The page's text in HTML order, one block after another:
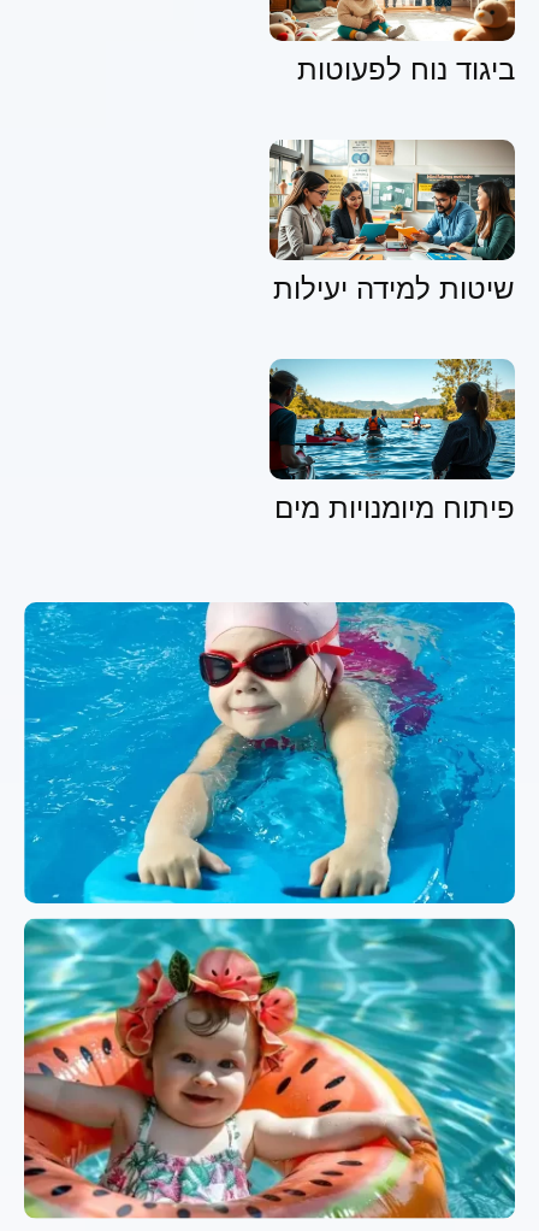
ביגוד נוח לפעוטות
שיטות למידה יעילות
פיתוח מיומנויות מים